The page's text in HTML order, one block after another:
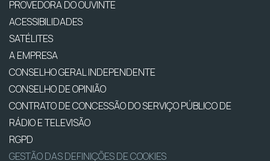
PROVEDORA DO OUVINTE
ACESSIBILIDADES
SATÉLITES
A EMPRESA
CONSELHO GERAL INDEPENDENTE
CONSELHO DE OPINIÃO
CONTRATO DE CONCESSÃO DO SERVIÇO PÚBLICO DE
RÁDIO E TELEVISÃO
RGPD
GESTÃO DAS DEFINIÇÕES DE COOKIES